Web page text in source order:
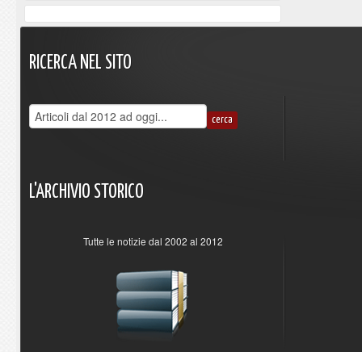
RICERCA NEL SITO
L'ARCHIVIO STORICO
Tutte le notizie dal 2002 al 2012